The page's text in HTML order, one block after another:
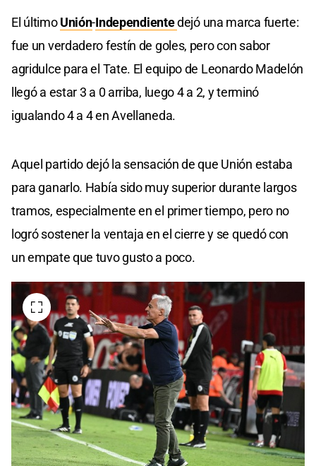
El últimoUnión-Independientedejó una marca fuerte:
fue un verdadero festín de goles, pero con sabor
agridulce para el Tate. El equipo de Leonardo Madelón
llegó a estar 3 a 0 arriba, luego 4 a 2, y terminó
igualando 4 a 4 en Avellaneda.
Aquel partido dejó la sensación de que Unión estaba
para ganarlo. Había sido muy superior durante largos
tramos, especialmente en el primer tiempo, pero no
logró sostener la ventaja en el cierre y se quedó con
un empate que tuvo gusto a poco.